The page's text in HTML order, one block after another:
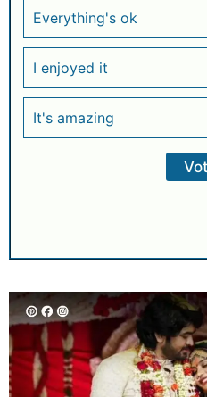
Everything's ok
I enjoyed it
It's amazing